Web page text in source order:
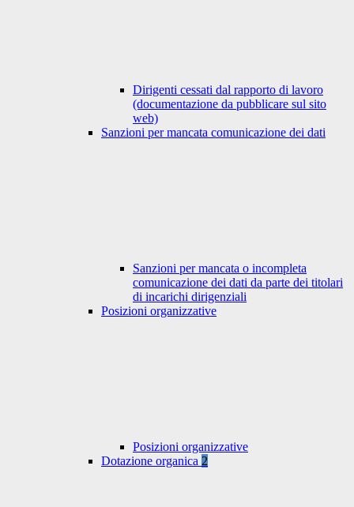
Dirigenti cessati dal rapporto di lavoro
(documentazione da pubblicare sul sito
web)
Sanzioni per mancata comunicazione dei dati
Sanzioni per mancata o incompleta
comunicazione dei dati da parte dei titolari
di incarichi dirigenziali
Posizioni organizzative
Posizioni organizzative
Dotazione organica 2